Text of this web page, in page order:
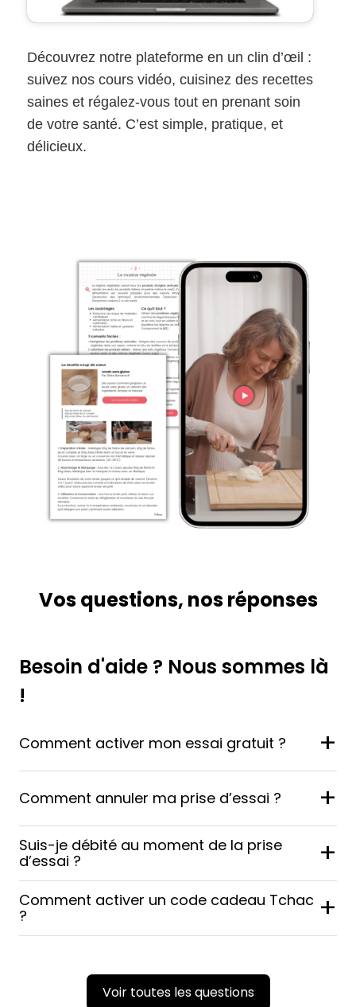
Découvrez notre plateforme en un clin d’œil :
suivez nos cours vidéo, cuisinez des recettes
saines et régalez-vous tout en prenant soin
de votre santé. C’est simple, pratique, et
délicieux.
Vos questions, nos réponses
Besoin d'aide ? Nous sommes là
!
Comment activer mon essai gratuit ? +
Comment annuler ma prise d’essai ? +
Suis-je débité au moment de la prise
d’essai ?
+
Comment activer un code cadeau Tchac
?
+
Voir toutes les questions